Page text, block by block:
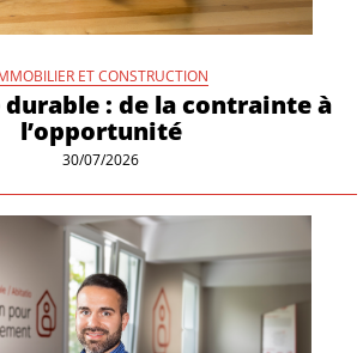
ET CONSTRUCTION
: de la contrainte à
l’opportunité
30/07/2026